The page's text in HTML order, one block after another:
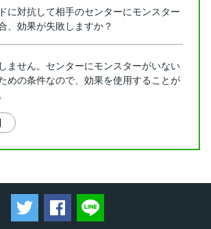
に対抗して相手のセンターにモンスター
、効果が失敗しますか？
ません。センターにモンスターがいない
めの条件なので、効果を使用することが
ツイートするFacebookでシェアする